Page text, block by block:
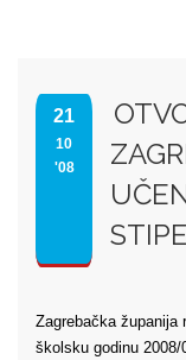
21
10
'08
Zagrebačka županija
školsku godinu